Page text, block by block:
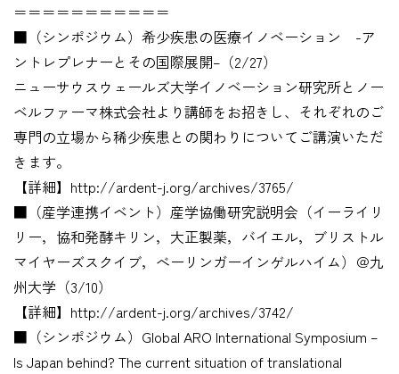
＝＝＝＝＝＝＝＝＝＝＝
■（シンポジウム）希少疾患の医療イノベーション -ア
ントレプレナーとその国際展開–（2/27）
ニューサウスウェールズ大学イノベーション研究所とノー
ベルファーマ株式会社より講師をお招きし、それぞれのご
専門の立場から稀少疾患との関わりについてご講演いただ
きます。
【詳細】http://ardent-j.org/archives/3765/
■（産学連携イベント）産学協働研究説明会（イーライリ
リー，協和発酵キリン，大正製薬，バイエル，ブリストル
マイヤーズスクイブ，べーリンガーインゲルハイム）＠九
州大学（3/10）
【詳細】http://ardent-j.org/archives/3742/
■（シンポジウム）Global ARO International Symposium –
Is Japan behind? The current situation of translational